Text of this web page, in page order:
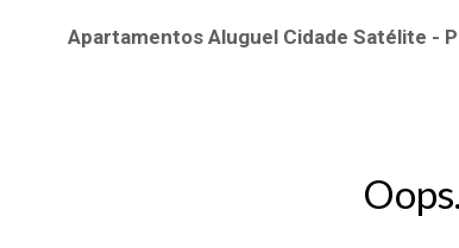
Apartamentos Aluguel Cidade Satélite -